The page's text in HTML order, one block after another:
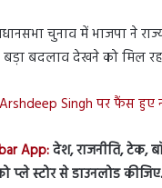
चुनाव में भाजपा ने
बड़ा बदलाव देखने को मिल
Arshdeep Singh पर फैंस हुए
App:देश, राजनीति, टेक,
प्ले स्टोर से डाउनलोड कीजिए.